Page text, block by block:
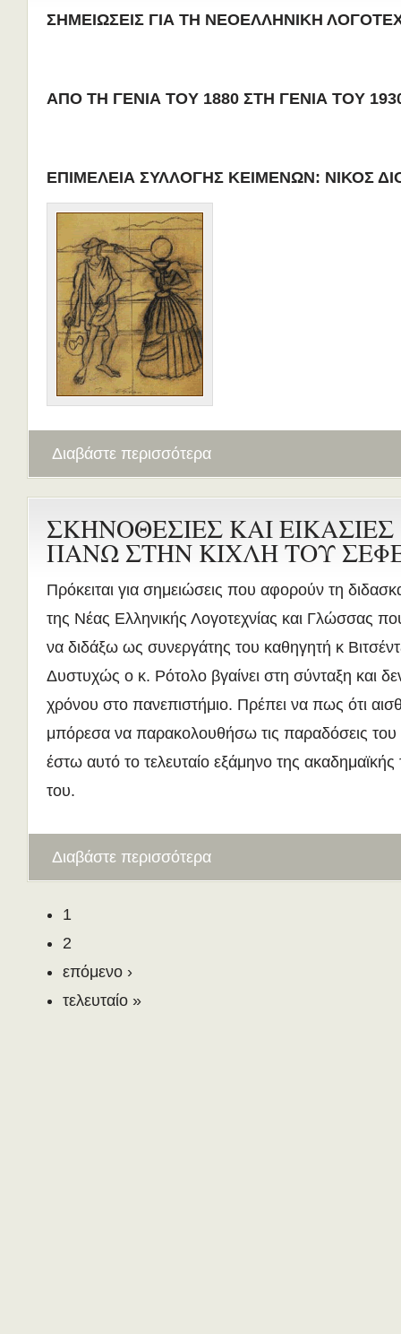
ΣΗΜΕΙΩΣΕΙΣ ΓΙΑ ΤΗ ΝΕΟΕΛΛΗΝΙΚΗ
ΑΠΟ ΤΗ ΓΕΝΙΑ ΤΟΥ 1880 ΣΤΗ ΓΕΝΙΑ ΤΟΥ
ΕΠΙΜΕΛΕΙΑ ΣΥΛΛΟΓΗΣ ΚΕΙΜΕΝΩΝ: ΝΙΚΟΣ
Διαβάστε περισσότερα
ΣΚΗΝΟΘΕΣΙΕΣ ΚΑΙ ΕΙΚΑΣΙΕΣ
ΠΑΝΩ ΣΤΗΝ ΚΙΧΛΗ ΤΟΥ
Πρόκειται για σημειώσεις που αφορούν τη
της Νέας Ελληνικής Λογοτεχνίας και Γλώσσας
να διδάξω ως συνεργάτης του καθηγητή κ
Δυστυχώς ο κ. Ρότολο βγαίνει στη σύνταξη και
χρόνου στο πανεπιστήμιο. Πρέπει να πως ότι
μπόρεσα να παρακολουθήσω τις παραδόσεις του
έστω αυτό το τελευταίο εξάμηνο της ακαδημαϊκής
του.
Διαβάστε περισσότερα
1
2
επόμενο ›
τελευταίο »